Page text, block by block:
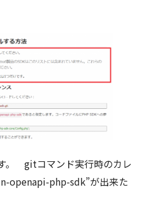
。 gitコマンド実行時のカレ
openapi-php-sdk”が出来た